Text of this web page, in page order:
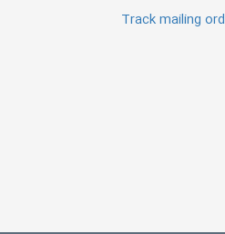
Track mailing